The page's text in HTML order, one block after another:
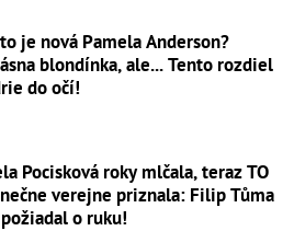
je nová Pamela Anderson?
blondínka, ale... Tento rozdiel
do očí!
Pocisková roky mlčala, teraz TO
verejne priznala: Filip Tůma
o ruku!